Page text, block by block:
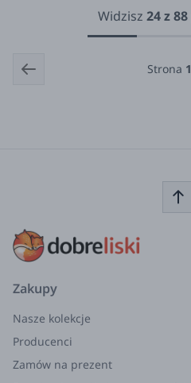
Widzisz 24z88
Strona 1
Zakupy
Nasze kolekcje
Producenci
Zamów na prezent